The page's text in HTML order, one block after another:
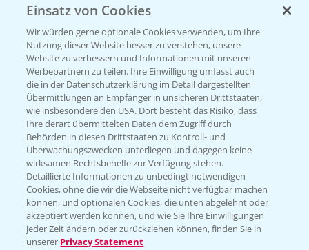
Beratung auf WhatsApp
T.+49 (0)174 346 564 1
KONTAKT
Hilfe in Notfällen
T.+49 (0)214/30-20220
Folgen Sie uns
Einsatz von Cookies
Wir würden gerne optionale Cookies verwenden, um Ihre
Nutzung dieser Website besser zu verstehen, unsere
Website zu verbessern und Informationen mit unseren
Werbepartnern zu teilen. Ihre Einwilligung umfasst auch
die in der Datenschutzerklärung im Detail dargestellten
Übermittlungen an Empfänger in unsicheren Drittstaaten,
wie insbesondere den USA. Dort besteht das Risiko, dass
Ihre derart übermittelten Daten dem Zugriff durch
Behörden in diesen Drittstaaten zu Kontroll- und
Überwachungszwecken unterliegen und dagegen keine
wirksamen Rechtsbehelfe zur Verfügung stehen.
Detaillierte Informationen zu unbedingt notwendigen
Cookies, ohne die wir die Webseite nicht verfügbar machen
können, und optionalen Cookies, die unten abgelehnt oder
akzeptiert werden können, und wie Sie Ihre Einwilligungen
jeder Zeit ändern oder zurückziehen können, finden Sie in
unserer Privacy Statement